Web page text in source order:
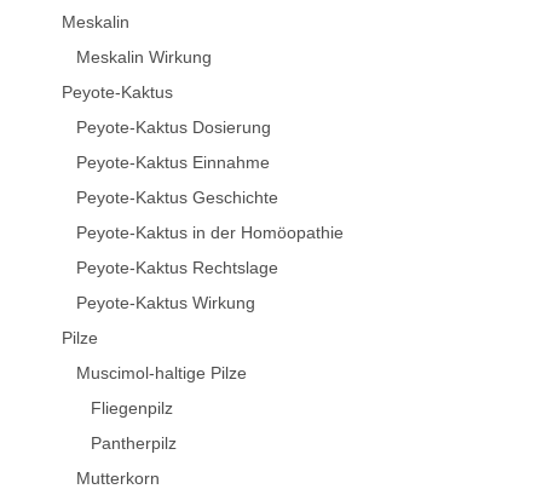
Meskalin
Meskalin Wirkung
Peyote-Kaktus
Peyote-Kaktus Dosierung
Peyote-Kaktus Einnahme
Peyote-Kaktus Geschichte
Peyote-Kaktus in der Homöopathie
Peyote-Kaktus Rechtslage
Peyote-Kaktus Wirkung
Pilze
Muscimol-haltige Pilze
Fliegenpilz
Pantherpilz
Mutterkorn